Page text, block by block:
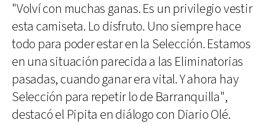
"Volví con muchas ganas. Es un privilegio vestir
esta camiseta. Lo disfruto. Uno siempre hace
todo para poder estar en la Selección. Estamos
en una situación parecida a las Eliminatorias
pasadas, cuando ganar era vital. Y ahora hay
Selección para repetir lo de Barranquilla",
destacó el Pipita en diálogo con Diario Olé.